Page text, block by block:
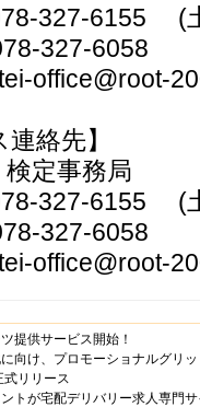
6155 (土
327-6058
office@root-
絡先】
定事務局
6155 (土
327-6058
office@root-
提供サービス開始！
向け、プロモーショナルグリ
式リリース
トが宅配デリバリー求人専門